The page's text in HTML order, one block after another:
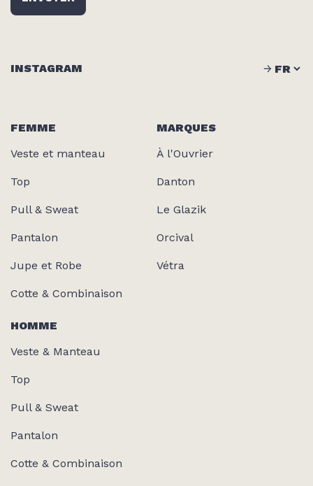
FEMME
Veste et manteau
Top
Pull & Sweat
Pantalon
Jupe et Robe
Cotte & Combinaison
HOMME
Veste & Manteau
Top
Pull & Sweat
Pantalon
Cotte & Combinaison
MARQUES
À l'Ouvrier
Danton
Le Glazik
Orcival
Vétra
INSTAGRAM